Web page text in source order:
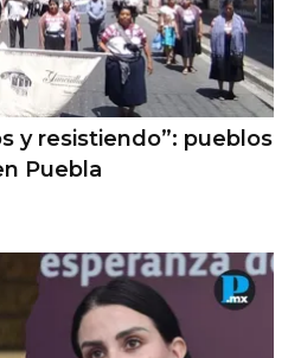
y resistiendo”: pueblos
Puebla